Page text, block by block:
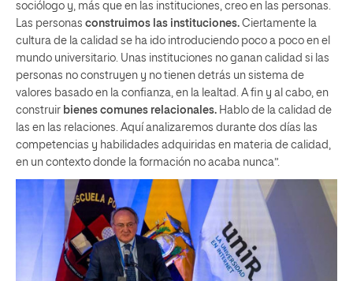
sociólogo y, más que en las instituciones, creo en las personas.
Las personas construimos las instituciones. Ciertamente la
cultura de la calidad se ha ido introduciendo poco a poco en el
mundo universitario. Unas instituciones no ganan calidad si las
personas no construyen y no tienen detrás un sistema de
valores basado en la confianza, en la lealtad. A fin y al cabo, en
construir bienes comunes relacionales. Hablo de la calidad de
las en las relaciones. Aquí analizaremos durante dos días las
competencias y habilidades adquiridas en materia de calidad,
en un contexto donde la formación no acaba nunca”.